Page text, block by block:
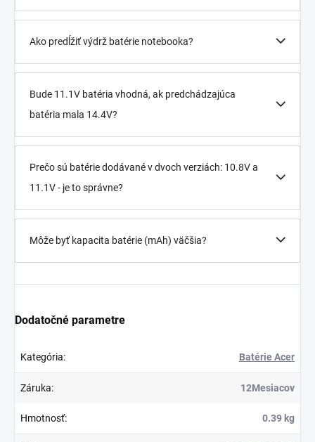
Ako predĺžiť výdrž batérie notebooka?
Bude 11.1V batéria vhodná, ak predchádzajúca
batéria mala 14.4V?
Prečo sú batérie dodávané v dvoch verziách: 10.8V a
11.1V - je to správne?
Môže byť kapacita batérie (mAh) väčšia?
Dodatočné parametre
Kategória: Batérie Acer
Záruka: 12Mesiacov
Hmotnosť: 0.39 kg